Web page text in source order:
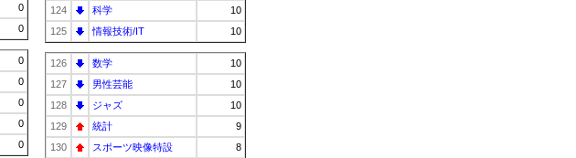
0
0
0
0
0
0
0
124
科学
10
125
情報技術/IT 10
126 数学
10
127
男性芸能
10
128
ジャズ
10
129
統計
9
130
スポーツ映像特設 8